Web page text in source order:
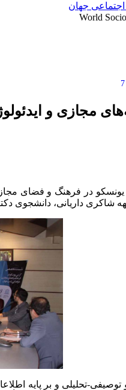
جهان
مجازی و
تحلیلی و بر ‌پایه